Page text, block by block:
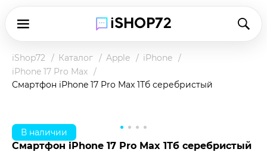
iShop72 Каталог Apple
iPhone
iPhone 17 Pro Max
Смартфон iPhone 17 Pro Max 1Тб серебристый
В наличии
Смартфон iPhone 17 Pro Max 1Тб серебристый